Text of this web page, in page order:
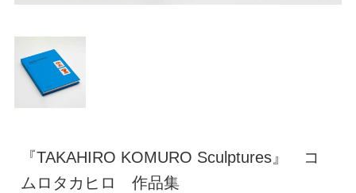
『TAKAHIRO KOMURO Sculptures』 コ
ムロタカヒロ 作品集